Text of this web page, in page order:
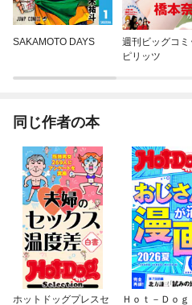
SAKAMOTO DAYS
週刊ビッグコミ
ピリッツ
同じ作者の本
ホットドッグプレスセ Ｈｏｔ－Ｄｏ